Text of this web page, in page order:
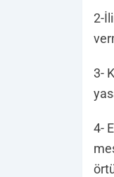
2-
3-
4-